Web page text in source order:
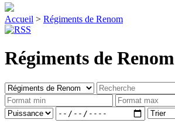
Accueil > Régiments de Renom
Régiments de Renom